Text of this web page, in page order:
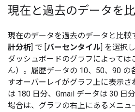
現在と過去のデータを
現在のデータを過去のデータと比較
計分析 ] で [ パーセンタイル ] を選択
ダッシュボードのグラフによっては
ん）。 履歴データの 10、50、90 の
すオーバーレイがグラフ上に表示さ
は 180 日分、Gmail データは 30 日
場合は、グラフの右上にあるメニュ